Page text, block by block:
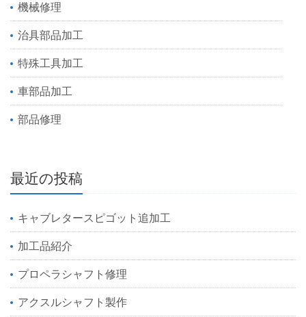
機械修理
治具部品加工
特殊工具加工
車部品加工
部品修理
最近の投稿
キャブレタースピゴット追加工
加工品紹介
プロペラシャフト修理
アクスルシャフト製作